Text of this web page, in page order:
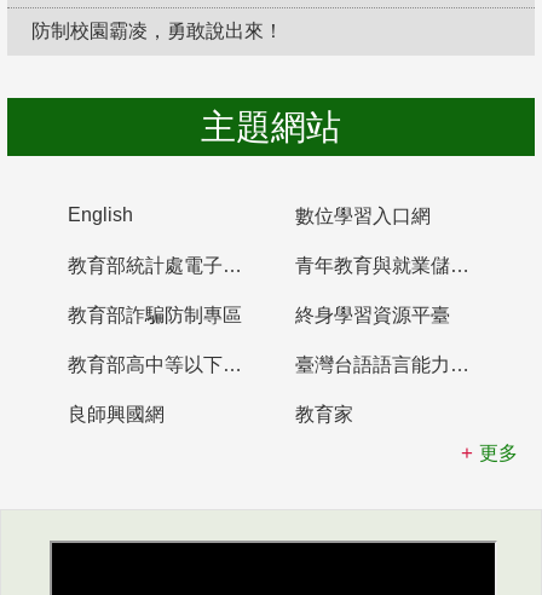
防制校園霸凌，勇敢說出來！
主題網站
English 數位學習入口網
教育部統計處電子書櫃 青年教育與就業儲蓄帳戶
教育部詐騙防制專區 終身學習資源平臺
教育部高中等以下學校及幼兒園教師資格檢定考試 臺灣台語語言能力認證網站
良師興國網
教育家
更多